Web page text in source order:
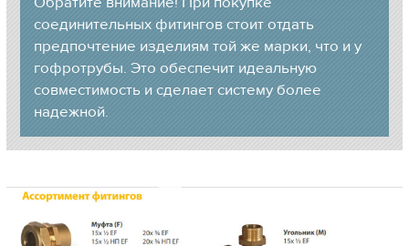
соединительных фитингов стоит отдать
предпочтение изделиям той же марки, что и у
гофротрубы. Это обеспечит идеальную
совместимость и сделает систему более
надежной.